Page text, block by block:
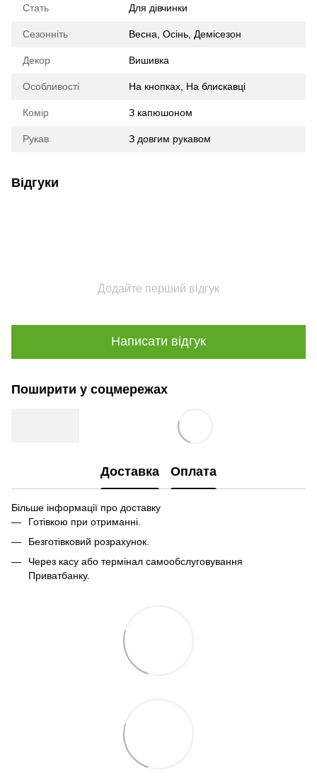
Стать Для дівчинки
Сезонніть Весна Осінь Демісезон
Декор Вишивка
Особливості На кнопках На блискавці
Комір З капюшоном
Рукав З довгим рукавом
Відгуки
Додайте перший відгук
Написати відгук
Поширити у соцмережах
Доставка Оплата
Більше інформації про доставку
Готівкою при отриманні.
Безготівковий розрахунок.
Через касу або термінал самообслуговування
Приватбанку.